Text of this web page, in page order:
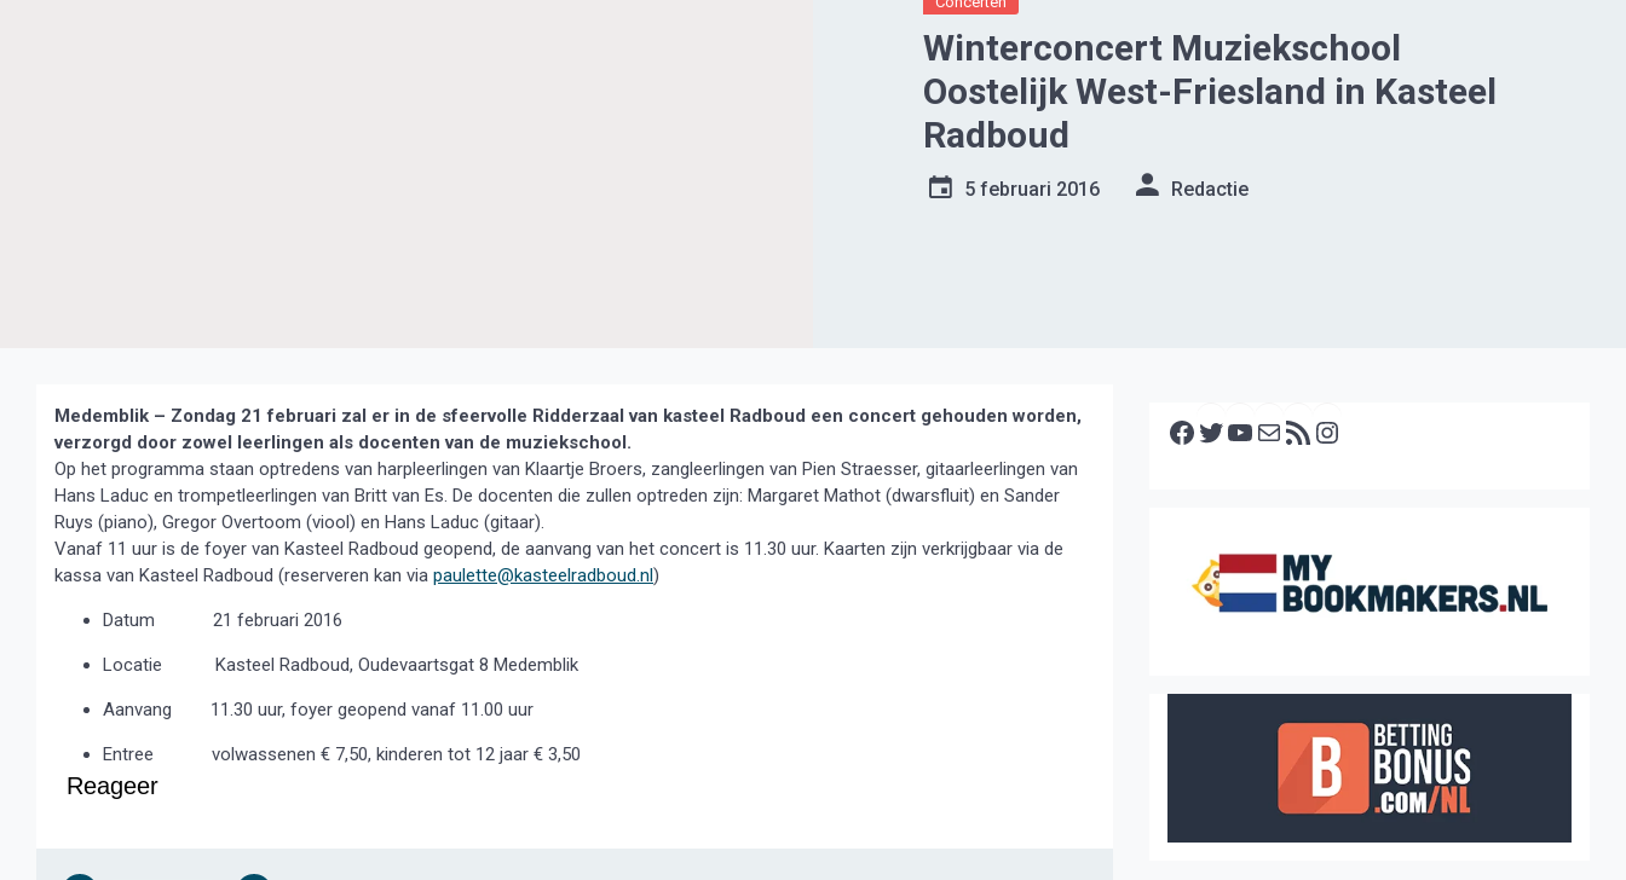
Winterconcert Muziekschool
Oostelijk West-Friesland in Kasteel
Radboud
5 februari 2016 Redactie
Medemblik – Zondag 21 februari zal er in de sfeervolle Ridderzaal van kasteel Radboud een concert gehouden worden,
verzorgd door zowel leerlingen als docenten van de muziekschool.
Op het programma staan optredens van harpleerlingen van Klaartje Broers, zangleerlingen van Pien Straesser, gitaarleerlingen van
Hans Laduc en trompetleerlingen van Britt van Es. De docenten die zullen optreden zijn: Margaret Mathot (dwarsfluit) en Sander
Ruys (piano), Gregor Overtoom (viool) en Hans Laduc (gitaar).
Vanaf 11 uur is de foyer van Kasteel Radboud geopend, de aanvang van het concert is 11.30 uur. Kaarten zijn verkrijgbaar via de
kassa van Kasteel Radboud (reserveren kan via paulette@kasteelradboud.nl)
Datum 21 februari 2016
Locatie Kasteel Radboud, Oudevaartsgat 8 Medemblik
Aanvang 11.30 uur, foyer geopend vanaf 11.00 uur
Entree volwassenen € 7,50, kinderen tot 12 jaar € 3,50
Reageer
Facebook Twitter YouTube E-mail RSS feed